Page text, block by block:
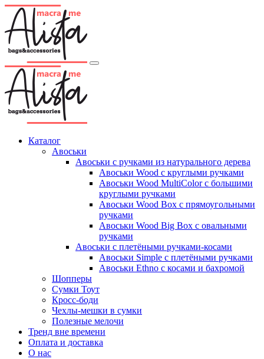
Каталог
Авоськи
Авоськи с ручками из натурального дерева
Авоськи Wood с круглыми ручками
Авоськи Wood MultiColor с большими
круглыми ручками
Авоськи Wood Box с прямоугольными
ручками
Авоськи Wood Big Box с овальными
ручками
Авоськи с плетёными ручками-косами
Авоськи Simple с плетёными ручками
Авоськи Ethno с косами и бахромой
Шопперы
Сумки Тоут
Кросс-боди
Чехлы-мешки в сумки
Полезные мелочи
Тренд вне времени
Оплата и доставка
О нас